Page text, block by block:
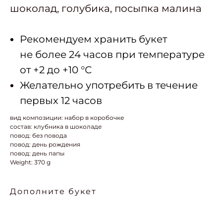
шоколад, голубика, посыпка малина
Рекомендуем хранить букет
не более 24 часов при температуре
от +2 до +10 °С
Желательно употребить в течение
первых 12 часов
вид композиции: набор в коробочке
состав: клубника в шоколаде
повод: без повода
повод: день рождения
повод: день папы
Weight: 370 g
Дополните букет